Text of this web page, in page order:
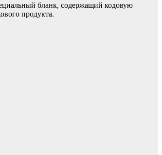
бланк, содержащий кодовую
продукта.